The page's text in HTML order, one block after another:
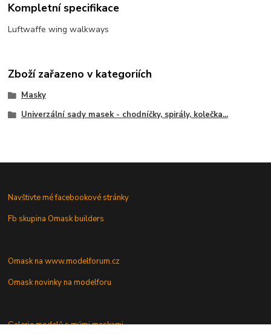
Kompletní specifikace
Luftwaffe wing walkways
Zboží zařazeno v kategoriích
Masky
Univerzální sady masek - chodníčky, spirály, kolečka...
Navštivte mé facebookové stránky
Fb skupina Omask builders
Omask na www.modelforum.cz
Omask novinky na modelforu
Galerie modelů s mými maskami